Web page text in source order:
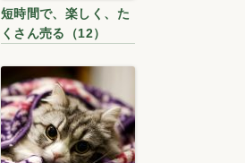
短時間で、楽しく、た
くさん売る（12）